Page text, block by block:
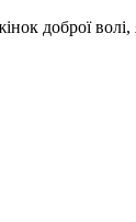
доброї